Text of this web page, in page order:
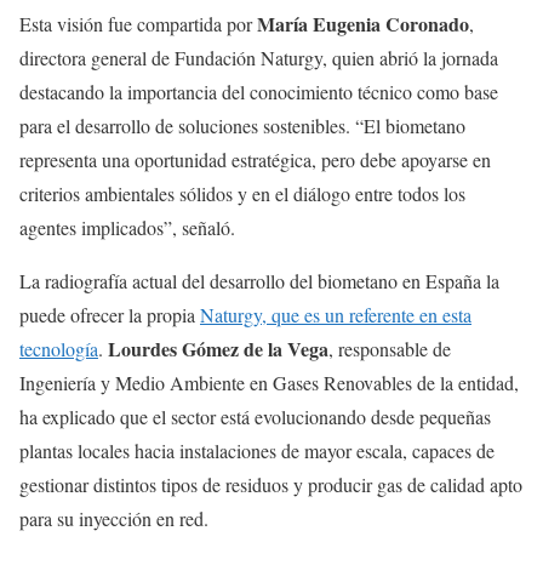
Esta visión fue compartida porMaría Eugenia Coronado,
directora general de Fundación Naturgy, quien abrió la jornada
destacando la importancia del conocimiento técnico como base
para el desarrollo de soluciones sostenibles. “El biometano
representa una oportunidad estratégica, pero debe apoyarse en
criterios ambientales sólidos y en el diálogo entre todos los
agentes implicados”, señaló.
La radiografía actual del desarrollo del biometano en España la
puede ofrecer la propiaNaturgy, que es un referente en esta
tecnología. Lourdes Gómez de la Vega, responsable de
Ingeniería y Medio Ambiente en Gases Renovables de la entidad,
ha explicado que el sector está evolucionando desde pequeñas
plantas locales hacia instalaciones de mayor escala, capaces de
gestionar distintos tipos de residuos y producir gas de calidad apto
para su inyección en red.